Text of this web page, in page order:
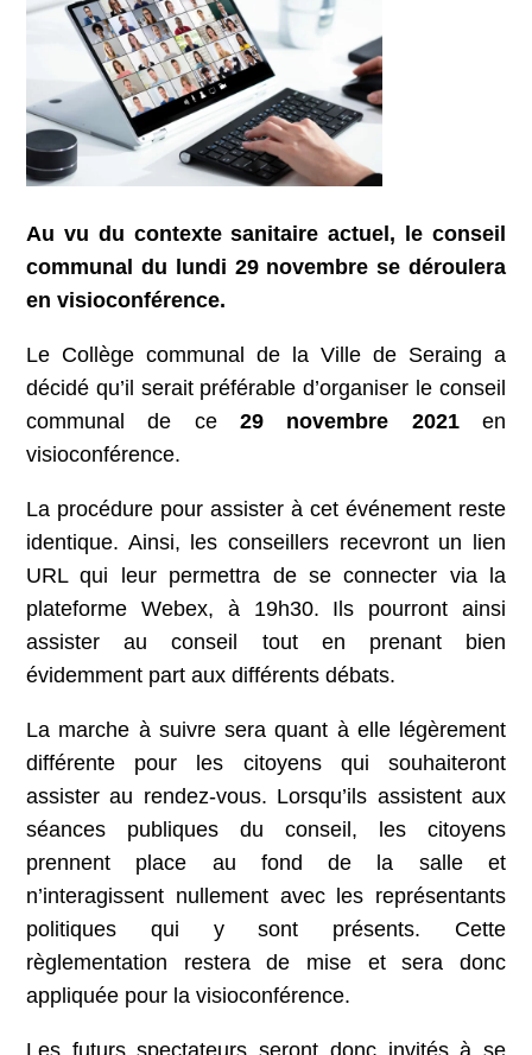
Au vu du contexte sanitaire actuel, le conseil
communal du lundi 29 novembre se déroulera
en visioconférence.
Le Collège communal de la Ville de Seraing a
décidé qu’il serait préférable d’organiser le conseil
communal de ce 29 novembre 2021en
visioconférence.
La procédure pour assister à cet événement reste
identique. Ainsi, les conseillers recevront un lien
URL qui leur permettra de se connecter via la
plateforme Webex, à 19h30. Ils pourront ainsi
assister au conseil tout en prenant bien
évidemment part aux différents débats.
La marche à suivre sera quant à elle légèrement
différente pour les citoyens qui souhaiteront
assister au rendez-vous. Lorsqu’ils assistent aux
séances publiques du conseil, les citoyens
prennent place au fond de la salle et
n’interagissent nullement avec les représentants
politiques qui y sont présents. Cette
règlementation restera de mise et sera donc
appliquée pour la visioconférence.
Les futurs spectateurs seront donc invités à se